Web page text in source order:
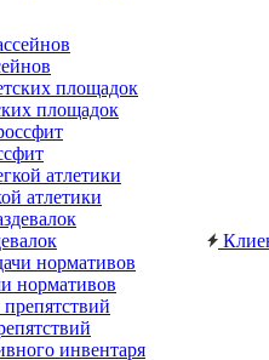
площадок
атлетики
нормативов